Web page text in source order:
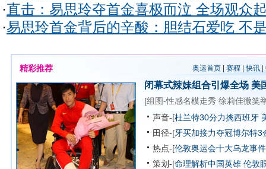
·直击：易思玲夺首金喜极而泣 全场观众
·易思玲首金背后的辛酸：胆结石爱吃 不
精彩推荐 奥运首页| 赛程 |快讯|
闭幕式辣妹组合引爆全场 美
[组图-性感名模走秀 徐莉佳微笑
声音-[杜兰特30分力擒西班牙
田径-[牙买加接力夺冠博尔特3
热点-[伦敦奥运会十大乌龙事件
策划-[命理解析中国英雄 伦敦